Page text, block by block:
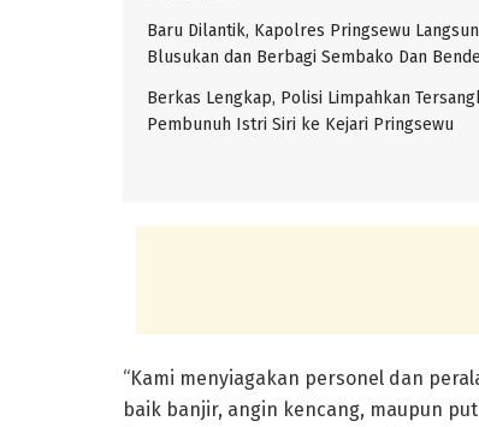
Baru Dilantik, Kapolres Pringsewu
Blusukan dan Berbagi Sembako Dan
Berkas Lengkap, Polisi Limpahkan
Pembunuh Istri Siri ke Kejari Pringsewu
“Kami menyiagakan personel dan
baik banjir, angin kencang, maupun